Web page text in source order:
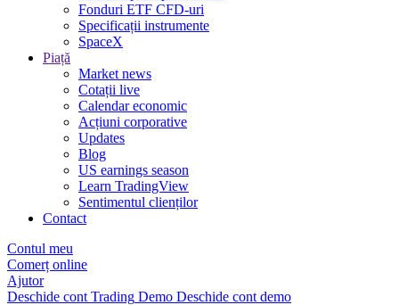
Fonduri ETF CFD-uri
Specificații instrumente
SpaceX
Piață
Market news
Cotații live
Calendar economic
Acțiuni corporative
Updates
Blog
US earnings season
Learn TradingView
Sentimentul clienților
Contact
Contul meu
Comerț online
Ajutor
Deschide cont Trading Demo Deschide cont demo